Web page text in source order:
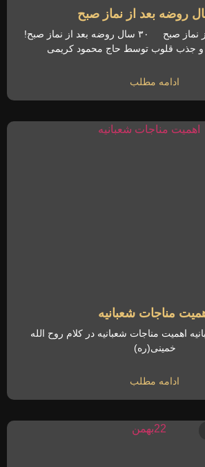
30 سال روضه بعد از نماز صبح ۳۰ سال روضه بعد از نماز صبح!
و جذب قلوب توسط حاج محمود کریمی
ادامه مطلب
مناجات شعبانیه
اهمیت مناجات شعبانیه در کلام روح الله
خمینی(ره)
ادامه مطلب